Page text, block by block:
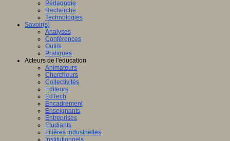
Pédagogie
Recherche
Technologies
Savoir(s)
Analyses
Conférences
Outils
Pratiques
Acteurs de l'éducation
Animateurs
Chercheurs
Collectivités
Editeurs
EdTech
Encadrement
Enseignants
Entreprises
Etudiants
Filières industrielles
Institutionnels